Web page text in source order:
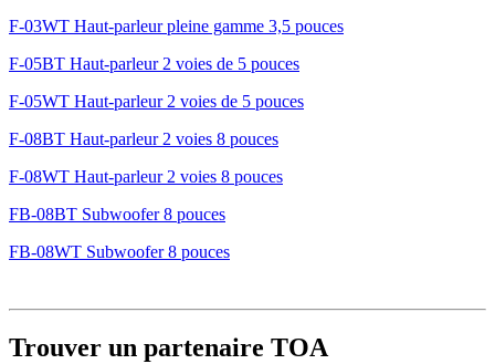
F-03WT Haut-parleur pleine gamme 3,5 pouces
F-05BT Haut-parleur 2 voies de 5 pouces
F-05WT Haut-parleur 2 voies de 5 pouces
F-08BT Haut-parleur 2 voies 8 pouces
F-08WT Haut-parleur 2 voies 8 pouces
FB-08BT Subwoofer 8 pouces
FB-08WT Subwoofer 8 pouces
Trouver un partenaire TOA